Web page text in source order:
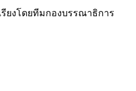
ยงโดยทีมกองบรรณาธิการ